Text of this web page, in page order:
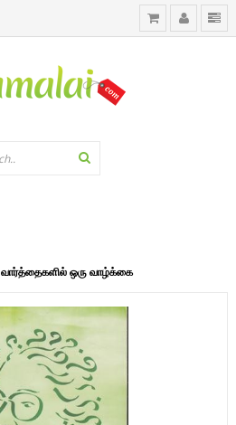
வார்த்தைகளில் ஒரு வாழ்க்கை